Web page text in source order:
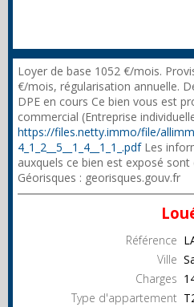
Loyer de base 1052 €/mois.
€/mois, régularisation annuelle.
DPE en cours Ce bien vous est
commercial (Entreprise
https://files.netty.immo/file/
4_1_2__5__1_4__1_1_.pdfLes
auxquels ce bien est exposé
Géorisques : georisques.gouv.fr
Référence
Ville
Charges
Type d'appartement